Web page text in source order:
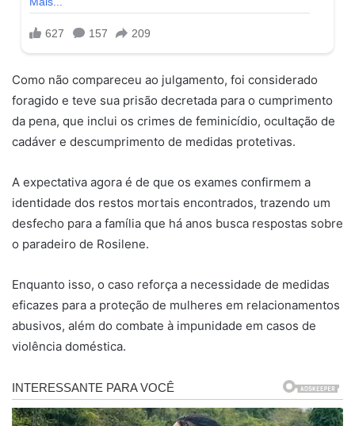
Como não compareceu ao julgamento, foi considerado
foragido e teve sua prisão decretada para o cumprimento
da pena, que inclui os crimes de feminicídio, ocultação de
cadáver e descumprimento de medidas protetivas.
A expectativa agora é de que os exames confirmem a
identidade dos restos mortais encontrados, trazendo um
desfecho para a família que há anos busca respostas sobre
o paradeiro de Rosilene.
Enquanto isso, o caso reforça a necessidade de medidas
eficazes para a proteção de mulheres em relacionamentos
abusivos, além do combate à impunidade em casos de
violência doméstica.